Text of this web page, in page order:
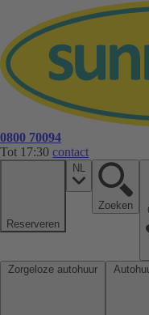
0800 70094
Tot 17:30 contact
Reserveren
NL
Zoeken